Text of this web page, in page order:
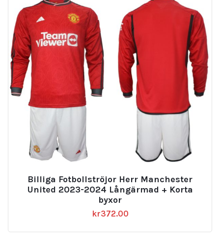
Billiga Fotbollströjor Herr Manchester
United 2023-2024 Långärmad + Korta
byxor
kr372.00